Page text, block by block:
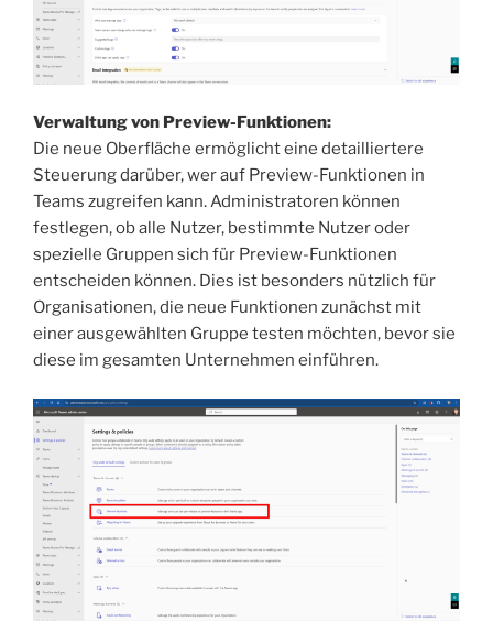
Verwaltung von Preview-Funktionen:
Die neue Oberfläche ermöglicht eine detailliertere
Steuerung darüber, wer auf Preview-Funktionen in
Teams zugreifen kann. Administratoren können
festlegen, ob alle Nutzer, bestimmte Nutzer oder
spezielle Gruppen sich für Preview-Funktionen
entscheiden können. Dies ist besonders nützlich für
Organisationen, die neue Funktionen zunächst mit
einer ausgewählten Gruppe testen möchten, bevor sie
diese im gesamten Unternehmen einführen.